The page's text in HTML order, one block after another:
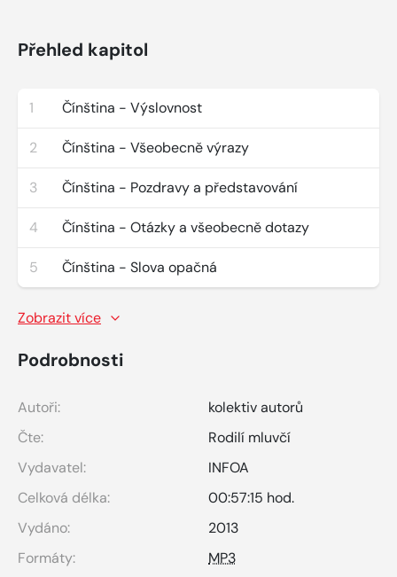
Přehled kapitol
1 Čínština - Výslovnost
2 Čínština - Všeobecně výrazy
3 Čínština - Pozdravy a představování
4 Čínština - Otázky a všeobecně dotazy
5 Čínština - Slova opačná
Zobrazit více
Podrobnosti
Autoři:
kolektiv autorů
Čte:
Rodilí mluvčí
Vydavatel:
INFOA
Celková délka:
00:57:15 hod.
Vydáno:
2013
Formáty:
MP3